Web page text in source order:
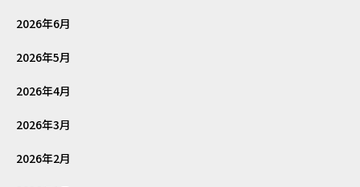
2026年6月
2026年5月
2026年4月
2026年3月
2026年2月